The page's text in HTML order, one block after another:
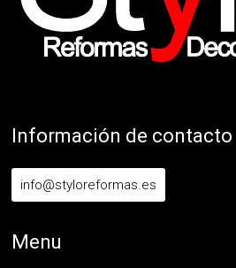
Información de contacto
info@styloreformas.es
Menu